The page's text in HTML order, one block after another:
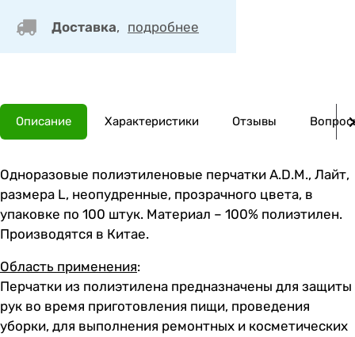
Доставка, подробнее
Описание Характеристики Отзывы
Одноразовые полиэтиленовые перчатки A.D.M., Лайт,
размера L, неопудренные, прозрачного цвета, в
упаковке по 100 штук. Материал – 100% полиэтилен.
Производятся в Китае.
Область применения:
Перчатки из полиэтилена предназначены для защиты
рук во время приготовления пищи, проведения
уборки, для выполнения ремонтных и косметических